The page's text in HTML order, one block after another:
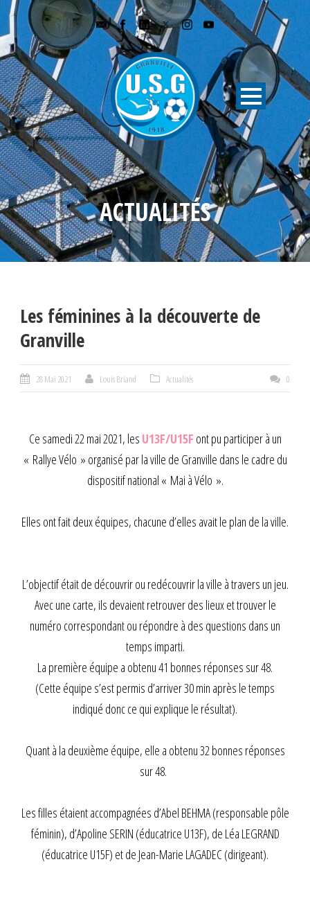
ACTUALITÉS
Les féminines à la découverte de
Granville
28 Mai 2021 Louis Briand Actualités 0
Ce samedi 22 mai 2021, les U13F/U15F ont pu participer à un
« Rallye Vélo » organisé par la ville de Granville dans le cadre du
dispositif national « Mai à Vélo ».
Elles ont fait deux équipes, chacune d’elles avait le plan de la ville.
L’objectif était de découvrir ou redécouvrir la ville à travers un jeu.
Avec une carte, ils devaient retrouver des lieux et trouver le
numéro correspondant ou répondre à des questions dans un
temps imparti.
La première équipe a obtenu 41 bonnes réponses sur 48.
(Cette équipe s’est permis d’arriver 30 min après le temps
indiqué donc ce qui explique le résultat).
Quant à la deuxième équipe, elle a obtenu 32 bonnes réponses
sur 48.
Les filles étaient accompagnées d’Abel BEHMA (responsable pôle
féminin), d’Apoline SERIN (éducatrice U13F), de Léa LEGRAND
(éducatrice U15F) et de Jean-Marie LAGADEC (dirigeant).